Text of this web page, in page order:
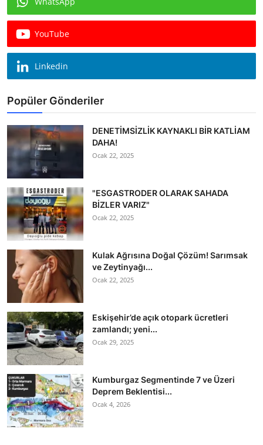
Köşe Yazısı
Dernek
Galeri
E-GAZETE
YouTube
Linkedin
Popüler Gönderiler
DENETİMSİZLİK KAYNAKLI BİR KATLİAM
DAHA!
Ocak 22, 2025
"ESGASTRODER OLARAK SAHADA
BİZLER VARIZ"
Ocak 22, 2025
Kulak Ağrısına Doğal Çözüm! Sarımsak
ve Zeytinyağı...
Ocak 22, 2025
Eskişehir’de açık otopark ücretleri
zamlandı; yeni...
Ocak 29, 2025
Kumburgaz Segmentinde 7 ve Üzeri
Deprem Beklentisi...
Ocak 4, 2026